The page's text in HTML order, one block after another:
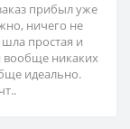
прибыл уже
ничего не
простая и
вообще никаких
идеально.